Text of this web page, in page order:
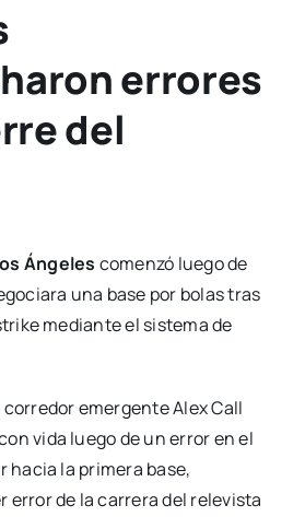
errores
del
Ángeles comenzó luego de
una base por bolas tras
mediante el sistema de
emergente Alex Call
vida luego de un error en el
hacia la primera base,
error de la carrera del relevista